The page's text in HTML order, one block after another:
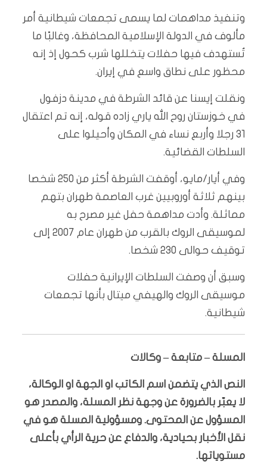
وتنفيذ مداهمات لما يسمى تجمعات شيطانية أمر
مألوف في الدولة الإسلامية المحافظة، وغالبًا ما
تُستهدف فيها حفلات يتخللها شرب كحول إذ إنه
محظور على نطاق واسع في إيران.
ونقلت إيسنا عن قائد الشرطة في مدينة دزفول
في خوزستان روح الله ياري زاده قوله، إنه تم اعتقال
31 رجلا وأربع نساء في المكان وأحيلوا على
السلطات القضائية.
وفي أيار/مايو، أوقفت الشرطة أكثر من 250 شخصا
بينهم ثلاثة أوروبيين غرب العاصمة طهران بتهم
مماثلة. وأدت مداهمة حفل غير مصرح به
لموسيقى الروك بالقرب من طهران عام 2007 إلى
توقيف حوالى 230 شخصا.
وسبق أن وصفت السلطات الإيرانية حفلات
موسيقى الروك والهيفي ميتال بأنها تجمعات
شيطانية.
المسلة – متابعة – وكالات
النص الذي يتضمن اسم الكاتب او الجهة او الوكالة،
لا يعبّر بالضرورة عن وجهة نظر المسلة، والمصدر هو
المسؤول عن المحتوى. ومسؤولية المسلة هو في
نقل الأخبار بحيادية، والدفاع عن حرية الرأي بأعلى
مستوياتها.